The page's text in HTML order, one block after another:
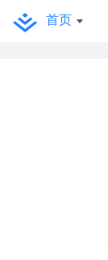
首页